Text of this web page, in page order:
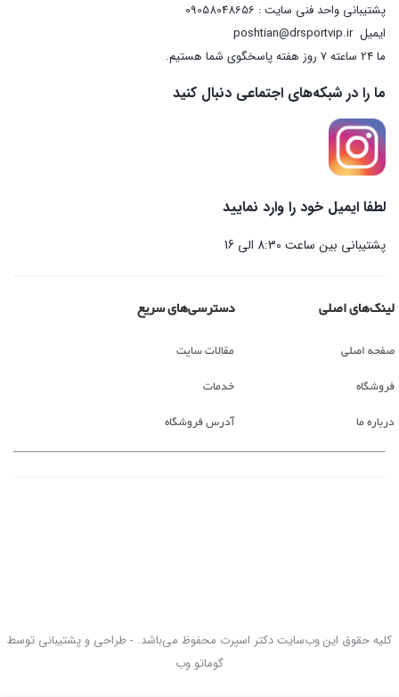
پشتیبانی واحد فنی سایت : 09058048656
ایمیلposhtian@drsportvip.ir
ما 24 ساعته 7 روز هفته پاسخگوی شما هستیم.
ما را در شبکه‌های اجتماعی دنبال کنید
لطفا ایمیل خود را وارد نمایید
پشتیبانی بین ساعت 8:30 الی 16
لینک‌های اصلی
صفحه اصلی
فروشگاه
درباره ما
دسترسی‌های سریع
مقالات سایت
خدمات
آدرس فروشگاه
کلیه حقوق این وب‌سایت دکتر اسپرت محفوظ می‌باشد. - طراحی و پشتیبانی توسط
گوماتو وب